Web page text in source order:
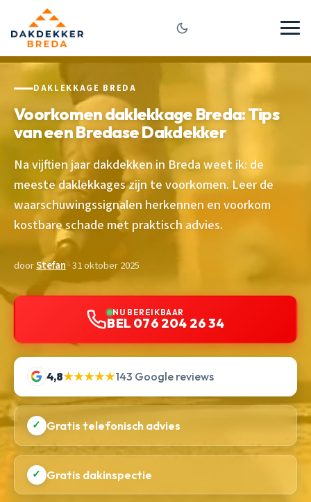
DAKLEKKAGE BREDA
Voorkomen daklekkage Breda: Tips
van een Bredase Dakdekker
Na vijftien jaar dakdekken in Breda weet ik: de
meeste daklekkages zijn te voorkomen. Leer de
waarschuwingssignalen herkennen en voorkom
kostbare schade met praktisch advies.
doorStefan· 31 oktober 2025
NU BEREIKBAAR
BEL 076 204 26 34
4,8★★★★★143 Google reviews
✓ Gratis telefonisch advies
✓ Gratis dakinspectie